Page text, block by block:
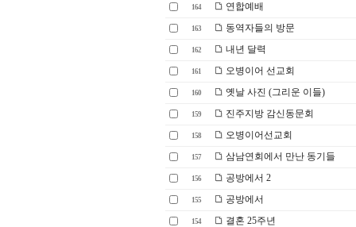
164 연합예배
163 동역자들의 방문
162 내년 달력
161 오병이어 선교회
160 옛날 사진 (그리운 이들)
159 진주지방 감신동문회
158 오병이어선교회
157 삼남연회에서 만난 동기들
156 공방에서 2
155 공방에서
154 결혼 25주년